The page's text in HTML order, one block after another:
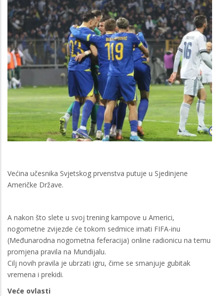
Većina učesnika Svjetskog prvenstva putuje u Sjedinjene
Američke Države.
A nakon što slete u svoj trening kampove u Americi,
nogometne zvijezde će tokom sedmice imati FIFA-inu
(Međunarodna nogometna feferacija) online radionicu na temu
promjena pravila na Mundijalu.
Cilj novih pravila je ubrzati igru, čime se smanjuje gubitak
vremena i prekidi.
Veće ovlasti